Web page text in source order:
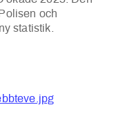
och
statistik.